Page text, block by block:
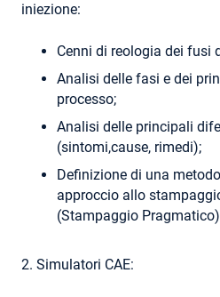
iniezione:
Cenni di reologia dei fusi
Analisi delle fasi e dei
processo;
Analisi delle principali
(sintomi,cause, rimedi);
Definizione di una
approccio allo
(Stampaggio
2. Simulatori CAE: